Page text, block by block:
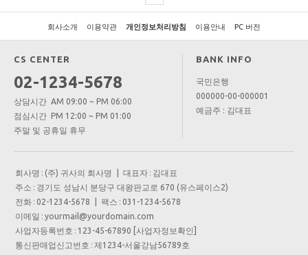
회사소개 이용약관 개인정보처리방침 이용안내 PC 버전
CS CENTER
02-1234-5678
상담시간 AM 09:00 ~ PM 06:00
점심시간 PM 12:00 ~ PM 01:00
주말 및 공휴일 휴무
BANK INFO
국민은행
000000-00-000001
예금주 : 김대표
회사명 : (주) 귀사의 회사명 | 대표자 : 김대표
주소 : 경기도 성남시 분당구 대왕판교로 670 (유스페이스2)
전화 : 02-1234-5678 | 팩스 : 031-1234-5678
이메일 : yourmail@yourdomain.com
사업자등록번호 : 123-45-67890
[사업자정보확인]
통신판매업신고번호 : 제1234-서울강남56789호